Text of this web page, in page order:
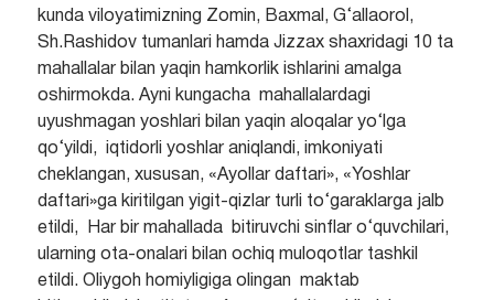
kunda viloyatimizning Zomin, Baxmal, G‘allaorol,
Sh.Rashidov tumanlari hamda Jizzax shaxridagi 10 ta
mahallalar bilan yaqin hamkorlik ishlarini amalga
oshirmokda. Ayni kungacha mahallalardagi
uyushmagan yoshlari bilan yaqin aloqalar yo‘lga
qo‘yildi, iqtidorli yoshlar aniqlandi, imkoniyati
cheklangan, xususan, «Ayollar daftari», «Yoshlar
daftari»ga kiritilgan yigit-qizlar turli to‘garaklarga jalb
etildi, Har bir mahallada bitiruvchi sinflar o‘quvchilari,
ularning ota-onalari bilan ochiq muloqotlar tashkil
etildi. Oliygoh homiyligiga olingan maktab